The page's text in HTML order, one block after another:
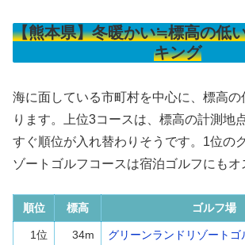
【熊本県】冬暖かい≒標高の低
キング
海に面している市町村を中心に、標高の
ります。上位3コースは、標高の計測地
すぐ順位が入れ替わりそうです。1位の
ゾートゴルフコースは宿泊ゴルフにもオ
順位 標高 ゴルフ場
1位 34m グリーンランドリゾートゴ